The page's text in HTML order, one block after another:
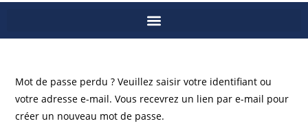
Mot de passe perdu ? Veuillez saisir votre identifiant ou
votre adresse e-mail. Vous recevrez un lien par e-mail pour
créer un nouveau mot de passe.